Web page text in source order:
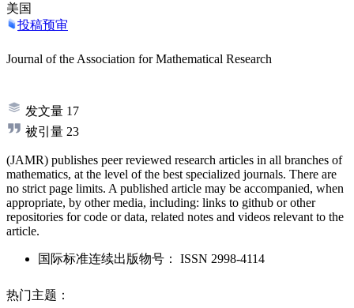
美国
投稿预审
Journal of the Association for Mathematical Research
发文量 17
被引量 23
(JAMR) publishes peer reviewed research articles in all branches of
mathematics, at the level of the best specialized journals. There are
no strict page limits. A published article may be accompanied, when
appropriate, by other media, including: links to github or other
repositories for code or data, related notes and videos relevant to the
article.
国际标准连续出版物号 ： ISSN 2998-4114
热门主题：